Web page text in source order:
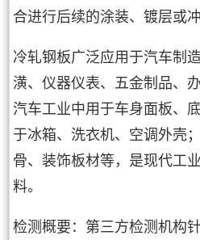
合进行后续的涂装、镀层或
冷轧钢板广泛应用于汽车制
潢、仪器仪表、五金制品、
汽车工业中用于车身面板、
于冰箱、洗衣机、空调外壳
骨、装饰板材等，是现代工
料。
检测概要：第三方检测机构